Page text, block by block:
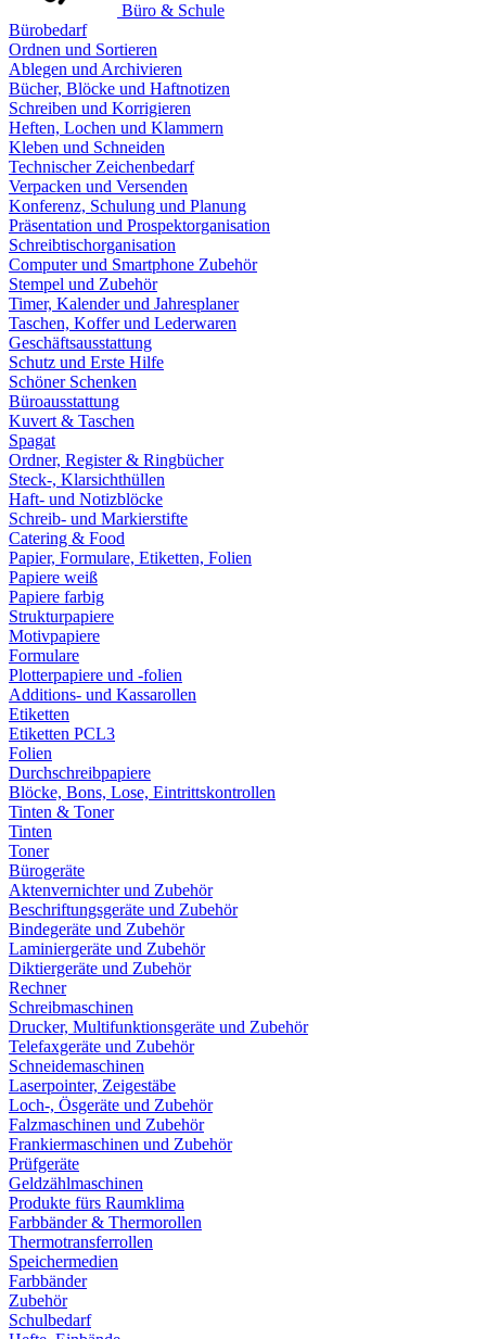
Büro & Schule
Bürobedarf
Ordnen und Sortieren
Ablegen und Archivieren
Bücher, Blöcke und Haftnotizen
Schreiben und Korrigieren
Heften, Lochen und Klammern
Kleben und Schneiden
Technischer Zeichenbedarf
Verpacken und Versenden
Konferenz, Schulung und Planung
Präsentation und Prospektorganisation
Schreibtischorganisation
Computer und Smartphone Zubehör
Stempel und Zubehör
Timer, Kalender und Jahresplaner
Taschen, Koffer und Lederwaren
Geschäftsausstattung
Schutz und Erste Hilfe
Schöner Schenken
Büroausstattung
Kuvert & Taschen
Spagat
Ordner, Register & Ringbücher
Steck-, Klarsichthüllen
Haft- und Notizblöcke
Schreib- und Markierstifte
Catering & Food
Papier, Formulare, Etiketten, Folien
Papiere weiß
Papiere farbig
Strukturpapiere
Motivpapiere
Formulare
Plotterpapiere und -folien
Additions- und Kassarollen
Etiketten
Etiketten PCL3
Folien
Durchschreibpapiere
Blöcke, Bons, Lose, Eintrittskontrollen
Tinten & Toner
Tinten
Toner
Bürogeräte
Aktenvernichter und Zubehör
Beschriftungsgeräte und Zubehör
Bindegeräte und Zubehör
Laminiergeräte und Zubehör
Diktiergeräte und Zubehör
Rechner
Schreibmaschinen
Drucker, Multifunktionsgeräte und Zubehör
Telefaxgeräte und Zubehör
Schneidemaschinen
Laserpointer, Zeigestäbe
Loch-, Ösgeräte und Zubehör
Falzmaschinen und Zubehör
Frankiermaschinen und Zubehör
Prüfgeräte
Geldzählmaschinen
Produkte fürs Raumklima
Farbbänder & Thermorollen
Thermotransferrollen
Speichermedien
Farbbänder
Zubehör
Schulbedarf